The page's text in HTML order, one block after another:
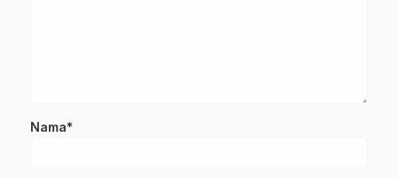
Nama*